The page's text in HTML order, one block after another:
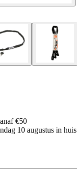
€50
10 augustus in huis